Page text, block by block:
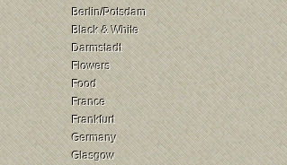
Berlin/Potsdam
Black & White
Darmstadt
Flowers
Food
France
Frankfurt
Germany
Glasgow